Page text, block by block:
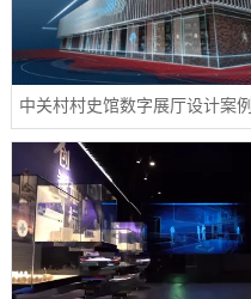
中关村村史馆数字展厅设计案例